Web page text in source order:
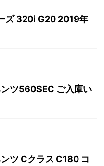
ズ 320i G20 2019年
ツ560SEC ご入庫い
ツ Cクラス C180 コ